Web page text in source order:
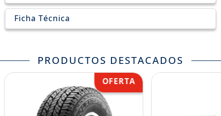
Ficha Técnica
PRODUCTOS DESTACADOS